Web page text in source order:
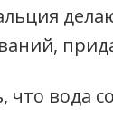
что вода